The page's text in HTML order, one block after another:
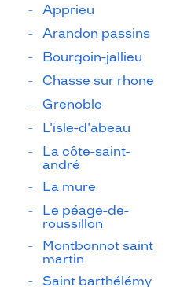
Apprieu
Arandon passins
Bourgoin-jallieu
Chasse sur rhone
Grenoble
L'isle-d'abeau
La côte-saint-
andré
La mure
Le péage-de-
roussillon
Montbonnot saint
martin
Saint barthélémy